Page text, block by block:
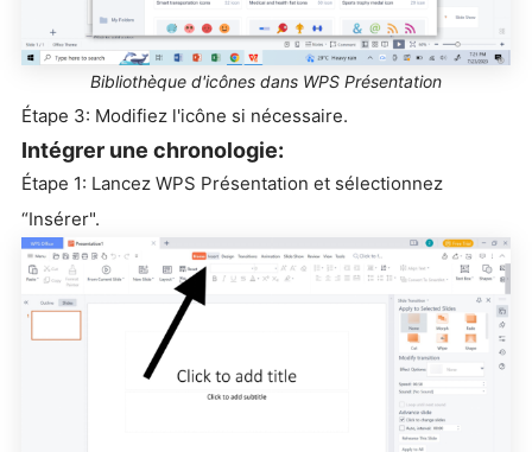
Bibliothèque d'icônes dans WPS Présentation
Étape 3: Modifiez l'icône si nécessaire.
Intégrer une chronologie:
Étape 1: Lancez WPS Présentation et sélectionnez
“Insérer".